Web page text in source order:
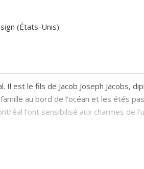
(États-Unis)
Il est le fils de Jacob Joseph Jacobs,
au bord de l’océan et les étés
l’ont sensibilisé aux charmes de
de la Faculté de l'aménagement de